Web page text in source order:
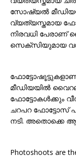
സോഷ്യൽ
വ്യത്യസ്തമായ
നിരവധി പേരാണ്
സെക്സിയുമായ
മീഡിയയിൽ
ഫോട്ടോകൾക്കും
ചറപറ ഫോട്ടോസ്
നടി. അതൊക്കെ
Photoshoots are